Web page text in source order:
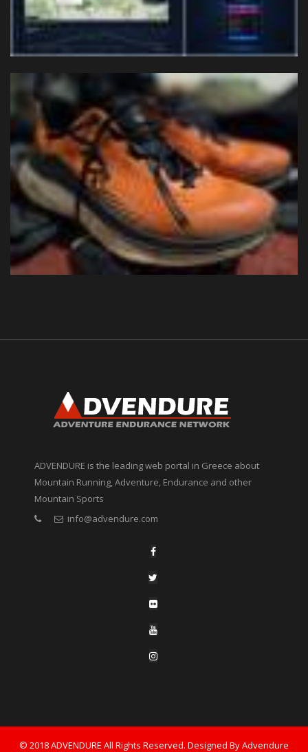
ADVENDURE is the leading web portal in Greece about
Mountain Running, Adventure, Endurance and other
Mountain Sports
info@advendure.com
© 2018 ADVENDURE All Rights Reserved. Designed By Advendure